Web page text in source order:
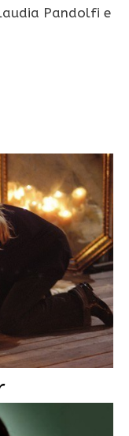
Pandolfi e